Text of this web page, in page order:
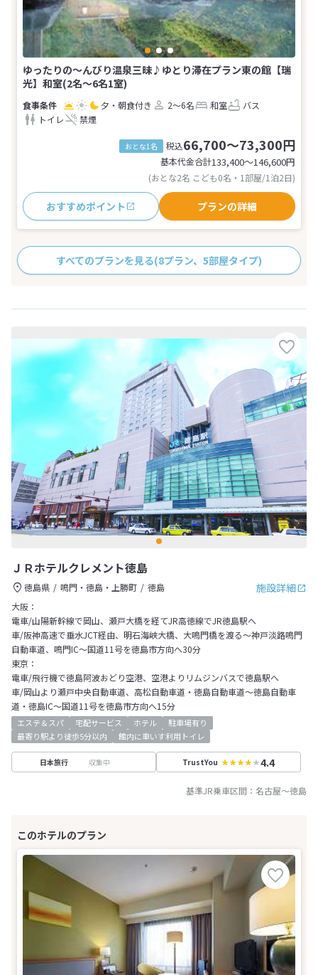
ゆったりの〜んびり温泉三昧♪ゆとり滞在プラン東の館【瑞
光】和室(2名～6名1室)
夕・朝食付き 2～6名 和室
バス
トイレ
禁煙
おとな1名 税込66,700～73,300円
基本代金合計133,400〜146,600円
(おとな2名 こども0名・1部屋/1泊2日)
おすすめポイント プランの詳細
すべてのプランを見る(8プラン、5部屋タイプ)
ＪＲホテルクレメント徳島
施設詳細
徳島県 鳴門・徳島・上勝町
徳島
大阪：
電車/山陽新幹線で岡山、瀬戸大橋を経てJR高徳線でJR徳島駅へ
車/阪神高速で垂水JCT経由、明石海峡大橋、大鳴門橋を渡る～神戸淡路鳴門
自動車道、鳴門IC～国道11号を徳島市方向へ30分
東京：
電車/飛行機で徳島阿波おどり空港、空港よりリムジンバスで徳島駅へ
車/岡山より瀬戸中央自動車道、高松自動車道・徳島自動車道～徳島自動車
道・徳島IC～国道11号を徳島市方向へ15分
エステ＆スパ 宅配サービス ホテル
駐車場有り
最寄り駅より徒歩5分以内
館内に車いす利用トイレ
日本旅行 収集中 TrustYou 4.4
基準JR乗車区間： 名古屋～徳島